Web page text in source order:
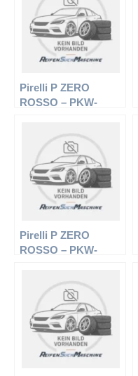
Pirelli P ZERO
ROSSO – PKW-
Pirelli P ZERO
ROSSO – PKW-